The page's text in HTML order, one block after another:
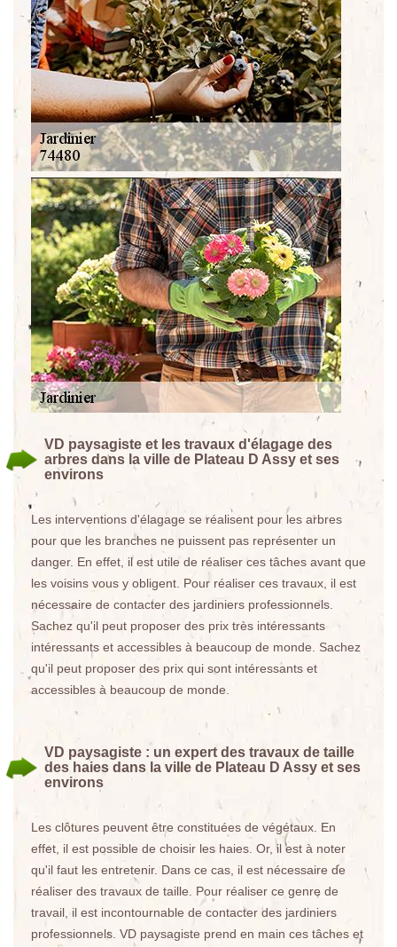
VD paysagiste et les travaux d'élagage des
arbres dans la ville de Plateau D Assy et ses
environs
Les interventions d'élagage se réalisent pour les arbres
pour que les branches ne puissent pas représenter un
danger. En effet, il est utile de réaliser ces tâches avant que
les voisins vous y obligent. Pour réaliser ces travaux, il est
nécessaire de contacter des jardiniers professionnels.
Sachez qu'il peut proposer des prix très intéressants
intéressants et accessibles à beaucoup de monde. Sachez
qu'il peut proposer des prix qui sont intéressants et
accessibles à beaucoup de monde.
VD paysagiste : un expert des travaux de taille
des haies dans la ville de Plateau D Assy et ses
environs
Les clôtures peuvent être constituées de végétaux. En
effet, il est possible de choisir les haies. Or, il est à noter
qu'il faut les entretenir. Dans ce cas, il est nécessaire de
réaliser des travaux de taille. Pour réaliser ce genre de
travail, il est incontournable de contacter des jardiniers
professionnels. VD paysagiste prend en main ces tâches et